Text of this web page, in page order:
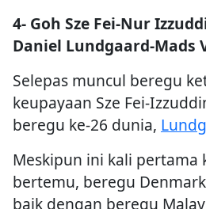
4- Goh Sze Fei-Nur
Daniel Lundgaard-Mads
Selepas muncul beregu
keupayaan Sze Fei-
beregu ke-26 dunia,
Meskipun ini kali pertama
bertemu, beregu
baik dengan beregu